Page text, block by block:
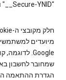
"‎__Secure-YNID" ו-"VISITOR_INFO1_LIVE".
מיועדים
הגדרת ההתאמה